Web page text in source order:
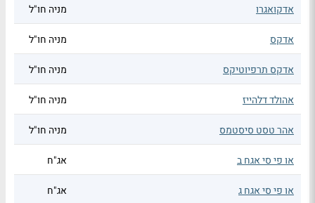
אדקואגרו מניה חו"ל
אדקס מניה חו"ל
אדקס תרפיוטיקס מניה חו"ל
אהולד דלהייז מניה חו"ל
אהר טסט סיסטמס מניה חו"ל
או פי סי אגח ב אג"ח
או פי סי אגח ג אג"ח